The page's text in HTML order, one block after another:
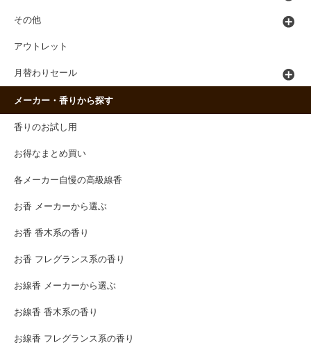
その他
アウトレット
月替わりセール
メーカー・香りから探す
香りのお試し用
お得なまとめ買い
各メーカー自慢の高級線香
お香 メーカーから選ぶ
お香 香木系の香り
お香 フレグランス系の香り
お線香 メーカーから選ぶ
お線香 香木系の香り
お線香 フレグランス系の香り